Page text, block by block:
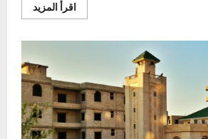
اقرأ المزيدRead
more
أم
طعاما
فقط
؟